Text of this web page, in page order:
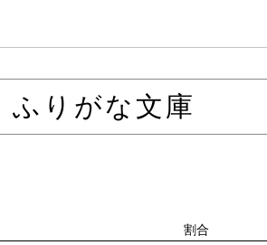
ふりがな文庫
割合